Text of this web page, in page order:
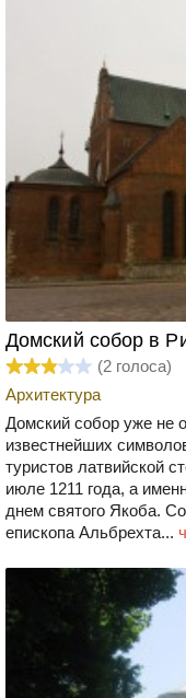
Домский собор в
(2 голоса)
Архитектура
Домский собор уже не
известнейших
туристов латвийской
июле 1211 года, а
днем святого Якоба.
епископа Альбрехта...